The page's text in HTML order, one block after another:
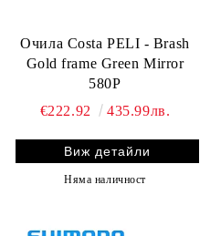
Очила Costa PELI - Brash
Gold frame Green Mirror
580P
€222.92
435.99лв.
Виж детайли
Няма наличност